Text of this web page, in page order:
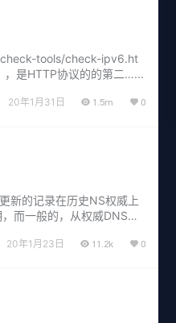
check-tools/check-ipv6.ht
，是HTTP协议的的第二…...
20年1月31日 1.5m 0
新的记录在历史NS权威上
而一般的，从权威DNS同
20年1月23日 11.2k 0